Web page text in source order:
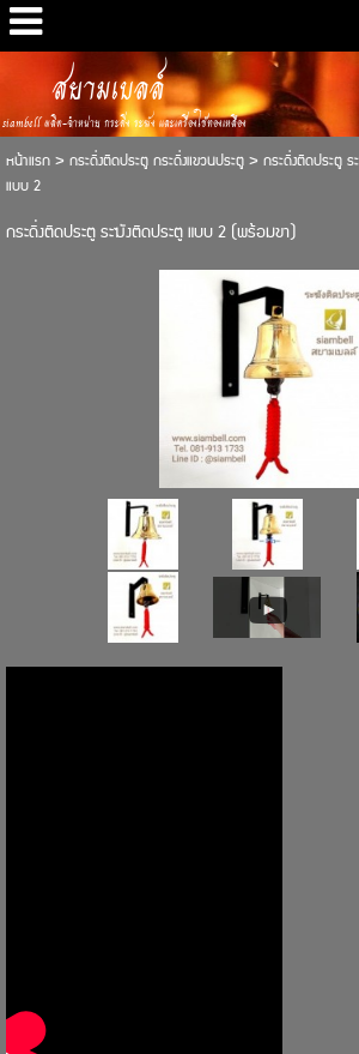
สยามเบลล์
siambell ผลิต-จำหน่าย กระดิ่ง ระฆัง และเครื่องใช้ทองเหลือง
หน้าแรก> กระดิ่งติดประตู กระดิ่งแขวนประตู> กระดิ่งติดประตู ร
แบบ 2
กระดิ่งติดประตู ระฆังติดประตู แบบ 2 (พร้อมขา)